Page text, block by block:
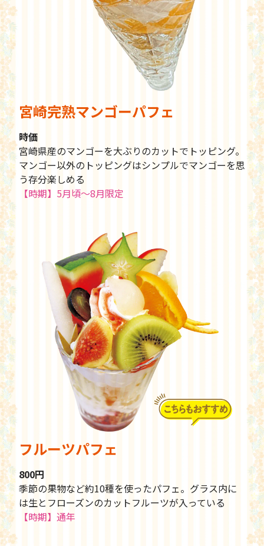
宮崎完熟マンゴーパフェ
時価
宮崎県産のマンゴーを大ぶりのカットでトッピング。
マンゴー以外のトッピングはシンプルでマンゴーを思
う存分楽しめる
【時期】5月頃〜8月限定
フルーツパフェ
800円
季節の果物など約10種を使ったパフェ。グラス内に
は生とフローズンのカットフルーツが入っている
【時期】通年